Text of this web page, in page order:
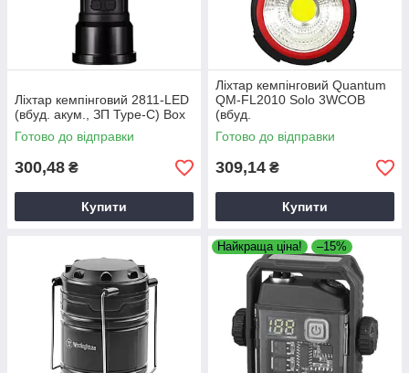
Ліхтар кемпінговий 2811-LED
(вбуд. акум., ЗП Type-C) Box
Готово до відправки
300,48 ₴
Купити
Ліхтар кемпінговий Quantum
QM-FL2010 Solo 3WCOB
(вбуд.
акум./1200mAh/200lm/3р)
ліхтар для туризму, ліхтар
Готово до відправки
309,14 ₴
Купити
Найкраща ціна! –15%